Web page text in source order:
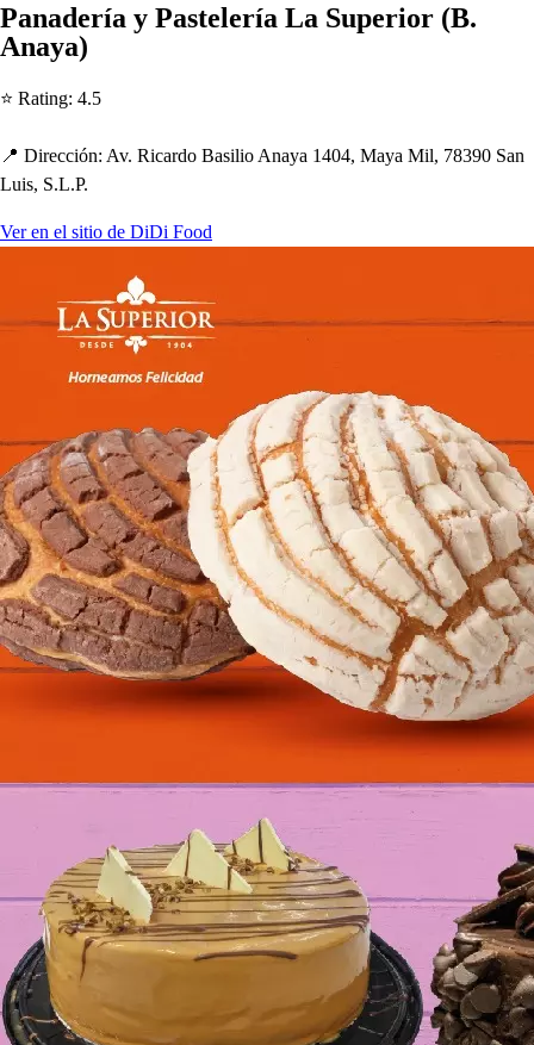
Panadería y Pastelería La Superior (B.
Anaya)
⭐ Rating: 4.5
📍 Dirección: Av. Ricardo Basilio Anaya 1404, Maya Mil, 78390 San
Luis, S.L.P.
Ver en el sitio de DiDi Food